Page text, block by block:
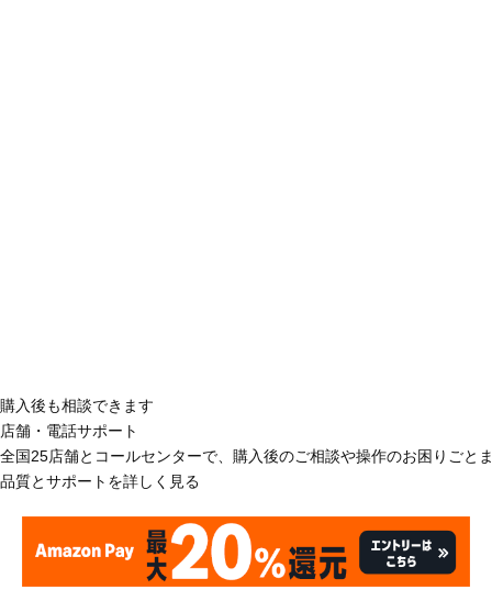
購入後も相談できます
店舗・電話サポート
全国25店舗とコールセンターで、購入後のご相談や操作のお困りごと
品質とサポートを詳しく見る